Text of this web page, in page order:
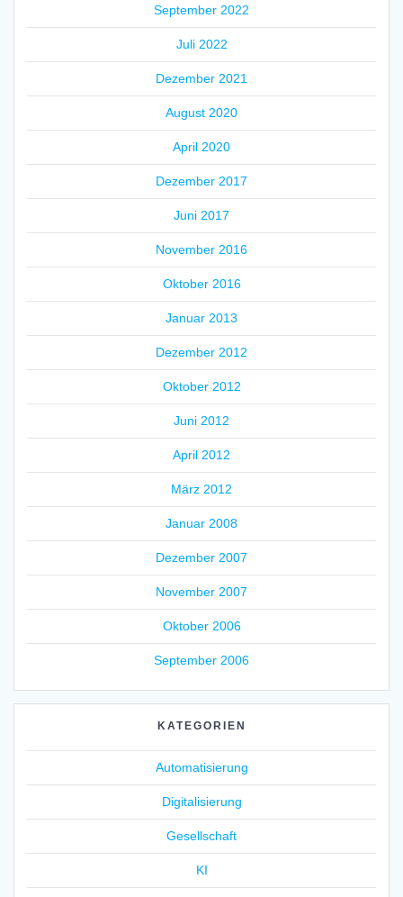
September 2022
Juli 2022
Dezember 2021
August 2020
April 2020
Dezember 2017
Juni 2017
November 2016
Oktober 2016
Januar 2013
Dezember 2012
Oktober 2012
Juni 2012
April 2012
März 2012
Januar 2008
Dezember 2007
November 2007
Oktober 2006
September 2006
KATEGORIEN
Automatisierung
Digitalisierung
Gesellschaft
KI